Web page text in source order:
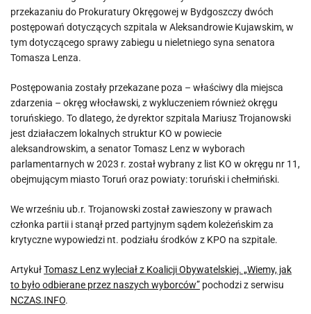
przekazaniu do Prokuratury Okręgowej w Bydgoszczy dwóch
postępowań dotyczących szpitala w Aleksandrowie Kujawskim, w
tym dotyczącego sprawy zabiegu u nieletniego syna senatora
Tomasza Lenza.
Postępowania zostały przekazane poza – właściwy dla miejsca
zdarzenia – okręg włocławski, z wykluczeniem również okręgu
toruńskiego. To dlatego, że dyrektor szpitala Mariusz Trojanowski
jest działaczem lokalnych struktur KO w powiecie
aleksandrowskim, a senator Tomasz Lenz w wyborach
parlamentarnych w 2023 r. został wybrany z list KO w okręgu nr 11,
obejmującym miasto Toruń oraz powiaty: toruński i chełmiński.
We wrześniu ub.r. Trojanowski został zawieszony w prawach
członka partii i stanął przed partyjnym sądem koleżeńskim za
krytyczne wypowiedzi nt. podziału środków z KPO na szpitale.
ArtykułTomasz Lenz wyleciał z Koalicji Obywatelskiej. „Wiemy, jak
to było odbierane przez naszych wyborców” pochodzi z serwisu
NCZAS.INFO.